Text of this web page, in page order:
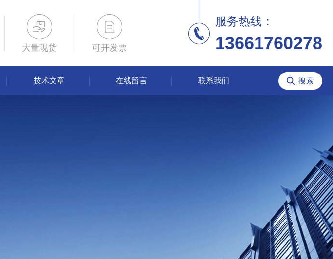
大量现货 可开发票
服务热线：
13661760278
技术文章 在线留言 联系我们